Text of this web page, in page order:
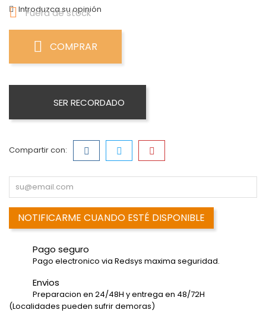
Introduzca su opinión
 Fuera de stock
COMPRAR
SER RECORDADO
Compartir con:
NOTIFICARME CUANDO ESTÉ DISPONIBLE
Pago seguro
Pago electronico via Redsys maxima seguridad.
Envios
Preparacion en 24/48H y entrega en 48/72H
(Localidades pueden sufrir demoras)